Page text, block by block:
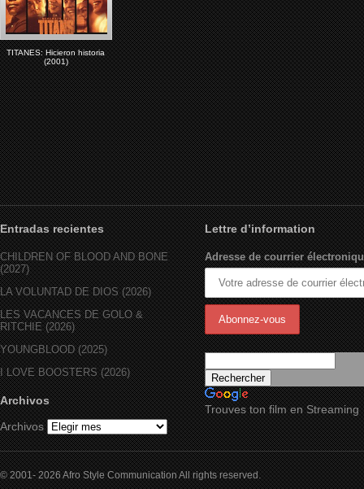
TITANES: Hicieron historia
(2001)
Entradas recientes
CHILDREN OF BLOOD AND BONE
(2027)
LA VOLUNTAD DE DIOS (2026)
LES VACANCES DE GOLO &
RITCHIE (2026)
YOUNGBLOOD (2025)
I LOVE BOOSTERS (2026)
Archivos
Archivos
Lettre d’information
Adresse de courrier
Trouves ton film en Streaming
© 2001- 2026 Afro Style Communication All rights reserved.